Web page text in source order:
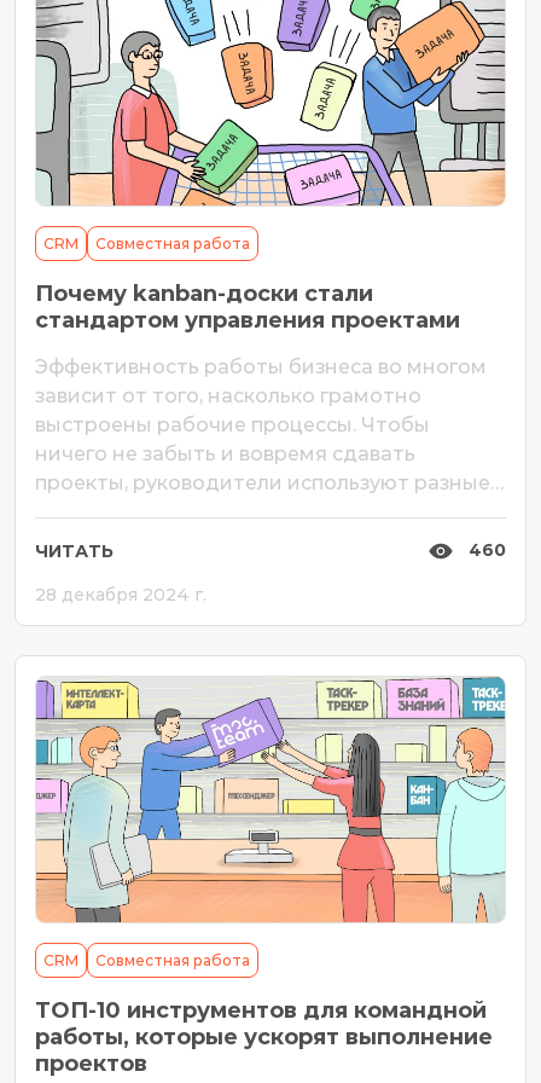
CRM Совместная работа
Почему kanban-доски стали
стандартом управления проектами
Эффективность работы бизнеса во многом
зависит от того, насколько грамотно
выстроены рабочие процессы. Чтобы
ничего не забыть и вовремя сдавать
проекты, руководители используют разные
методологии управления. Одна из самых
универсальных — kanban. В статье
работает, чем отличается от других и как
внедрить канбан в свою работу. Что такое
[…]
ЧИТАТЬ 460
28 декабря 2024 г.
CRM Совместная работа
ТОП-10 инструментов для командной
работы, которые ускорят выполнение
проектов